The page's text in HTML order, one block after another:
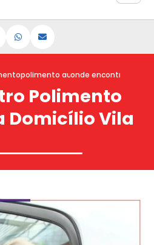
polimento automotivo a domicilio
onde encontro
Polimento
Domicílio Vila